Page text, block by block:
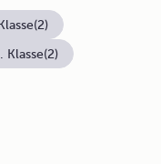
(2)
Klasse(2)